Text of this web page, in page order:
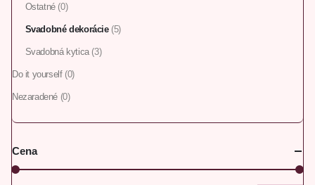
Ostatné (0)
Svadobné dekorácie (5)
Svadobná kytica (3)
Do it yourself (0)
Nezaradené (0)
Cena